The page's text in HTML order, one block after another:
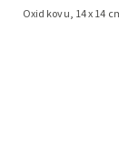
Oxid kovu, 14 x 14